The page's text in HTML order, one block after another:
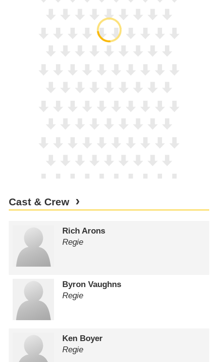
Cast & Crew
Rich Arons
Regie
Byron Vaughns
Regie
Ken Boyer
Regie